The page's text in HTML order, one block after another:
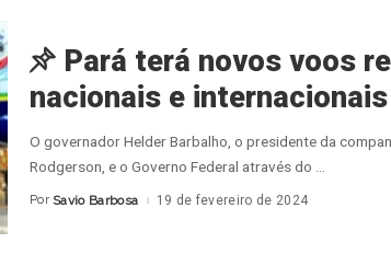
Pará terá novos voos
nacionais e
O governador Helder Barbalho, o presidente da
Rodgerson, e o Governo Federal através do
Posted
Por Savio Barbosa 19 de fevereiro de 2024